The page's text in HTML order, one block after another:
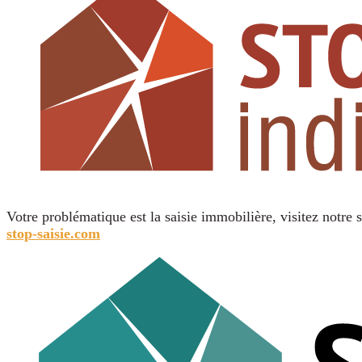
Votre problématique est la saisie immobilière, visitez notre
stop-saisie.com